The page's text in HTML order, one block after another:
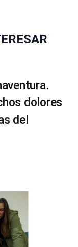
dolores
del